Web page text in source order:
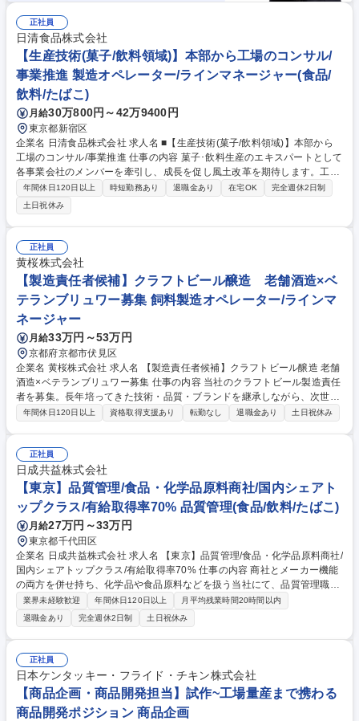
正社員
日清食品株式会社
【生産技術(菓子/飲料領域)】本部から工場のコンサル/
事業推進 製造オペレーター/ラインマネージャー(食品/
飲料/たばこ)
月給30万800円～42万9400円
東京都新宿区
企業名 日清食品株式会社 求人名 ■【生産技術(菓子/飲料領域)】本部から
工場のコンサル/事業推進 仕事の内容 菓子･飲料生産のエキスパートとして
各事業会社のメンバーを牽引し、成長を促し風土改革を期待します。工場
F/Sを通じて投資回収に関わる事案を積極的に進め、経営層をサポートで
きる重要なポジションです。 【業務概要･ミッション】 ■生産設備の新規
導入及び改善,運用方法の改善などにより生産性や品質の向上 ■各事業会社
の人材育成を実施し工場運営の高度化推進 ■工場のシステム化,IoT化を推
進し、システム･仕組みによる生産性及び品質の向上 ■エネルギーコスト
の削減･省資源化に取り組み、低エネルギー負荷での工場運営を実施 ■新
工場設計や既存工場の改修計画の策定･実施 募集職種 ■【生産技術(菓子/飲
料領域)】本部から工場のコンサル/事業推進
年間休日120日以上 時短勤務あり 退職金あり 在宅OK
完全週休2日制
土日祝休み
正社員
黄桜株式会社
【製造責任者候補】クラフトビール醸造 老舗酒造×ベ
テランブリュワー募集 飼料製造オペレーター/ラインマ
ネージャー
月給33万円～53万円
京都府京都市伏見区
企業名 黄桜株式会社 求人名 【製造責任者候補】クラフトビール醸造 老舗
酒造×ベテランブリュワー募集 仕事の内容 当社のクラフトビール製造責任
者を募集。長年培ってきた技術・品質・ブランドを継承しながら、次世代
のクラフトビール製造を牽引いただける方を求めています。 具体的には…
フの育成、シフト管理、労務管理■設備の保守・点検、安全管理 募集職種
【製造責任者候補】クラフトビール醸造 老舗酒造×ベテランブリュワー募
集
年間休日120日以上 資格取得支援あり 転勤なし 退職金あり 土日祝休み
正社員
日成共益株式会社
【東京】品質管理/食品・化学品原料商社/国内シェアト
ップクラス/有給取得率70% 品質管理(食品/飲料/たばこ)
月給27万円～33万円
東京都千代田区
企業名 日成共益株式会社 求人名 【東京】品質管理/食品・化学品原料商社/
国内シェアトップクラス/有給取得率70% 仕事の内容 商社とメーカー機能
の両方を併せ持ち、化学品や食品原料などを扱う当社にて、品質管理職を
募集します。品質保証に近い業務内容で輸入時の手続きや表示確認、社内
教育など幅広く担当いただきます。 ■具体的には、規格書・カタログ・製
造工程図の作成補助や、法規確認、クレーム対応（異物同定・原因究
明）、や原料サンプルの小分け補助、社内打ち合わせ参加や経費精算・消
耗品管理などの事務業務も担当いただきます。加えて、輸入食品原料・添
加物の物性評価試験（pH、粘度、粒度分布など）を実施いただきます。
使用機器はレオメーター、顕微鏡、粘度計など多岐にわたります。 募集職
種 【東京】品質管理/食品・化学品原料商社/国内シェアトップクラス/有給
取得率70%
業界未経験歓迎 年間休日120日以上
月平均残業時間20時間以内
退職金あり
完全週休2日制 土日祝休み
正社員
日本ケンタッキー・フライド・チキン株式会社
【商品企画・商品開発担当】試作~工場量産まで携わる
商品開発ポジション 商品企画